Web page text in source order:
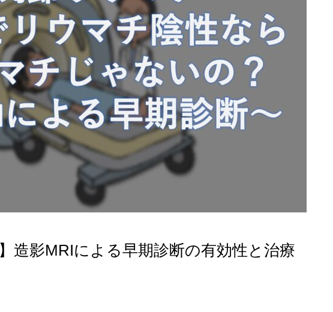
分か
腰椎分離症とは？
ズマブ（イベニティ）につ
いて
造影MRIによる早期診断の有効性と治療